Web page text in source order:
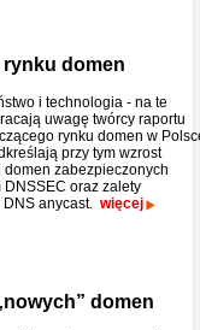
domen
i technologia - na te
uwagę twórcy raportu
rynku domen w
przy tym wzrost
domen zabezpieczonych
DNSSEC oraz zalety
anycast. więcej
domen